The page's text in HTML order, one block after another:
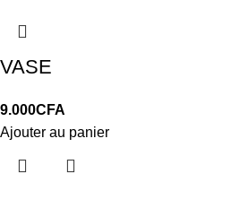
VASE
9.000CFA
Ajouter au panier